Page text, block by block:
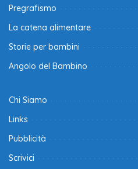
Pregrafismo
La catena alimentare
Storie per bambini
Angolo del Bambino
Chi Siamo
Links
Pubblicità
Scrivici